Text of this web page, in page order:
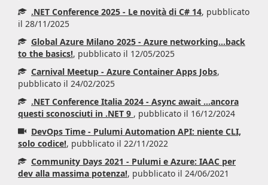
.NET Conference 2025 - Le novità di C# 14, pubblicato
il 28/11/2025
Global Azure Milano 2025 - Azure networking...back
to the basics!, pubblicato il 12/05/2025
Carnival Meetup - Azure Container Apps Jobs,
pubblicato il 24/02/2025
.NET Conference Italia 2024 - Async await ...ancora
questi sconosciuti in .NET 9 , pubblicato il 16/12/2024
DevOps Time - Pulumi Automation API: niente CLI,
solo codice!, pubblicato il 22/11/2022
Community Days 2021 - Pulumi e Azure: IAAC per
dev alla massima potenza!, pubblicato il 24/06/2021